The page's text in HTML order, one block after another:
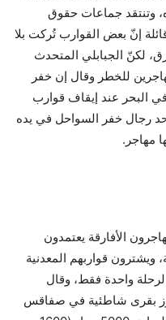
وتنتقد جماعات حقوق
إنّ بعض القوارب تُركت بلا
لكنّ الجبابلي المتحدث
للخطر وقال إن خفر
البحر عند إيقاف قوارب
رجال خفر السواحل في يده
مهاجر.
الأفارقة يعتمدون
ويشترون قواربهم المعدنية
واحدة فقط، وقال
بقرى شاطئية في صفاقس